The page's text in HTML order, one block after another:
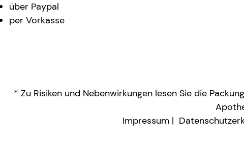
über Paypal
per Vorkasse
* Zu Risiken und Nebenwirkungen lesen Sie die
Impressum